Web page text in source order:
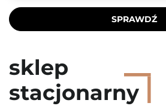
SPRAWDŹ
sklep
stacjonarny